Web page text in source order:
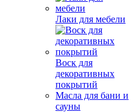
Лаки для мебели
Воск для
декоративных
покрытий
Масла для бани и
сауны